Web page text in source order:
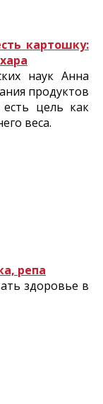
картошку:
наук Анна
продуктов
есть цель как
веса.
репа
здоровье в